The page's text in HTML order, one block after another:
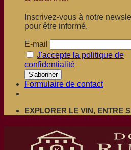
Inscrivez-vous à notre
pour être informé.
E-mail
J'accepte la politique de
confidentialité
Formulaire de contact
EXPLORER LE VIN, ENTRE